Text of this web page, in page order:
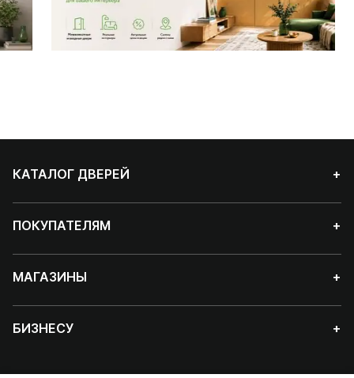
КАТАЛОГ ДВЕРЕЙ +
ПОКУПАТЕЛЯМ +
МАГАЗИНЫ +
БИЗНЕСУ +